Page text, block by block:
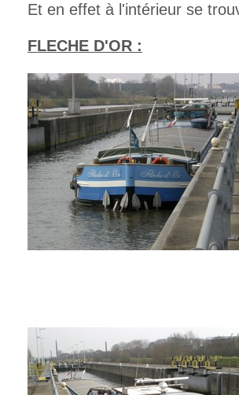
Et en effet à l'intérieur se
FLECHE D'OR :